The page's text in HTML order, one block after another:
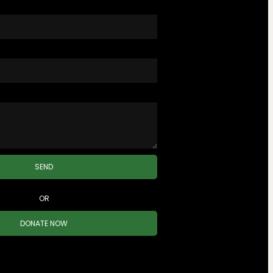
SEND
OR
DONATE NOW